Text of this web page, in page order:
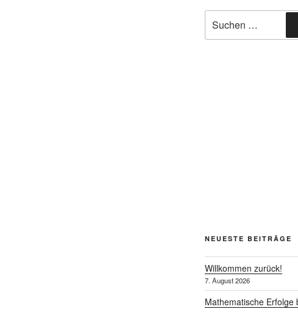
nach:
NEUESTE BEITRÄGE
Willkommen zurück!
7. August 2026
Mathematische Erfolge